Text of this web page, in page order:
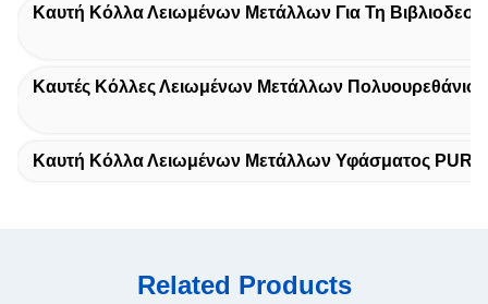
Καυτή Κόλλα Λειωμένων Μετάλλων Για Τη
Καυτές Κόλλες Λειωμένων Μετάλλων
Καυτή Κόλλα Λειωμένων Μετάλλων Υφάσματος PUR
Related Products